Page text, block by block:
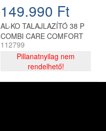
149.990 Ft
AL-KO TALAJLAZÍTÓ 38 P
COMBI CARE COMFORT
112799
Pillanatnyilag nem
rendelhető!